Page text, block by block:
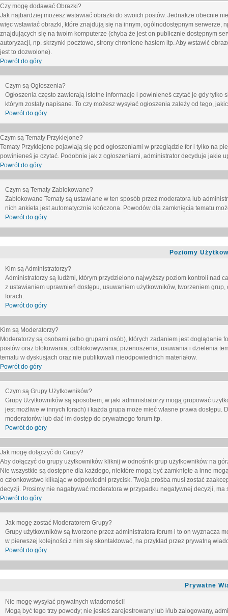
Czy mogę dodawać Obrazki?
Jak najbardziej możesz wstawiać obrazki do swoich postów. Jednakże obecnie
więc wstawiać obrazki, które znajdują się na innym, ogólnodostępnym serwerze,
znajdujących się na twoim komputerze (chyba że jest on publicznie dostępnym
autoryzacji, np. skrzynki pocztowe, strony chronione hasłem itp. Aby wstawić
jest to dozwolone).
Powrót do góry
Czym są Ogłoszenia?
Ogłoszenia często zawierają istotne informacje i powinieneś czytać je gdy
którym zostały napisane. To czy możesz wysyłać ogłoszenia zależy od tego,
Powrót do góry
Czym są Tematy Przyklejone?
Tematy Przyklejone pojawiają się pod ogłoszeniami w przeglądzie for i tylko na
powinieneś je czytać. Podobnie jak z ogłoszeniami, administrator decyduje
Powrót do góry
Czym są Tematy Zablokowane?
Zablokowane Tematy są ustawiane w ten sposób przez moderatora lub
nich ankieta jest automatycznie kończona. Powodów dla zamknięcia tematu
Powrót do góry
Poziomy
Kim są Administratorzy?
Administratorzy są ludźmi, którym przydzielono najwyższy poziom kontroli nad
z ustawianiem uprawnień dostępu, usuwaniem użytkowników, tworzeniem
forach.
Powrót do góry
Kim są Moderatorzy?
Moderatorzy są osobami (albo grupami osób), których zadaniem jest
postów oraz blokowania, odblokowywania, przenoszenia, usuwania i dzielenia
tematu w dyskusjach oraz nie publikowali nieodpowiednich materiałow.
Powrót do góry
Czym są Grupy Użytkowników?
Grupy Użytkowników są sposobem, w jaki administratorzy mogą grupować
jest możliwe w innych forach) i każda grupa może mieć własne prawa
moderatorów lub dać im dostęp do prywatnego forum itp.
Powrót do góry
Jak mogę dołączyć do Grupy?
Aby dołączyć do grupy użytkowników kliknij w odnośnik grup użytkowników na
Nie wszystkie są dostępne dla każdego, niektóre mogą być zamknięte a inne
o członkowstwo klikając w odpowiedni przycisk. Twoja prośba musi zostać
decyzji. Prosimy nie nagabywać moderatora w przypadku negatywnej decyzji, ma
Powrót do góry
Jak mogę zostać Moderatorem Grupy?
Grupy użytkowników są tworzone przez administratora forum i to on wyznacza
w pierwszej kolejności z nim się skontaktować, na przykład przez prywatną
Powrót do góry
Prywatne
Nie mogę wysyłać prywatnych wiadomości!
Mogą być tego trzy powody; nie jesteś zarejestrowany lub i/lub zalogowany,